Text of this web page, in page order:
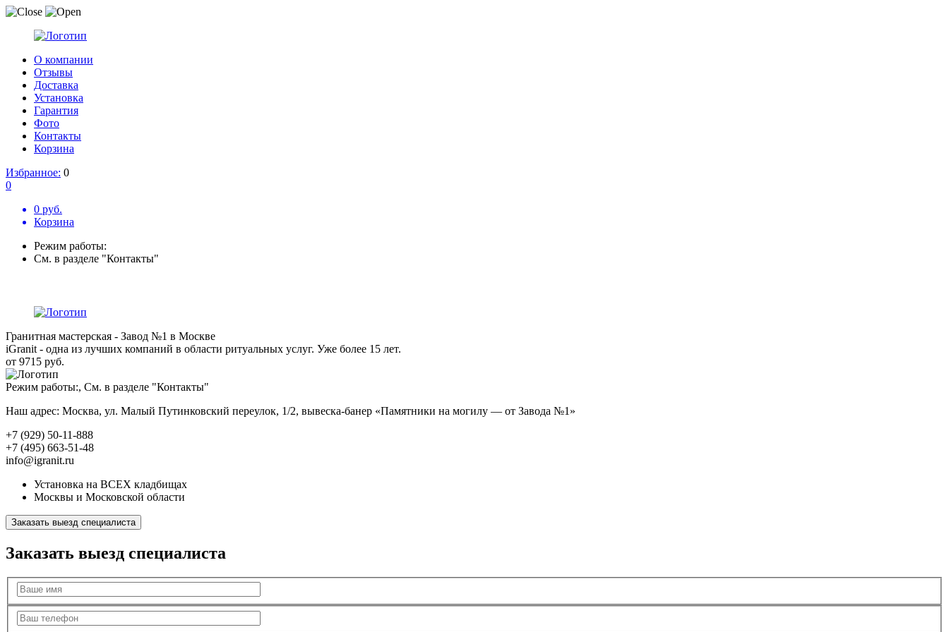
О компании
Отзывы
Доставка
Установка
Гарантия
Фото
Контакты
Корзина
Избранное: 0
0
0 руб.
Корзина
Режим работы:
См. в разделе "Контакты"
Гранитная мастерская - Завод №1 в Москве
iGranit - одна из лучших компаний в области ритуальных услуг. Уже более 15 лет.
от 9715 руб.
Режим работы:, См. в разделе "Контакты"
Наш адрес: Москва, ул. Малый Путинковский переулок, 1/2, вывеска-банер «Памятники на могилу — от Завода №1»
+7 (929) 50-11-888
+7 (495) 663-51-48
info@igranit.ru
Установка на ВСЕХ кладбищах
Москвы и Московской области
Заказать выезд специалиста
Заказать выезд специалиста